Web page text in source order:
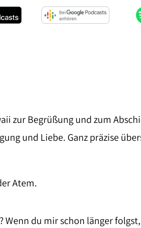
zur Begrüßung und zum
und Liebe. Ganz präzise
Atem.
Wenn du mir schon länger